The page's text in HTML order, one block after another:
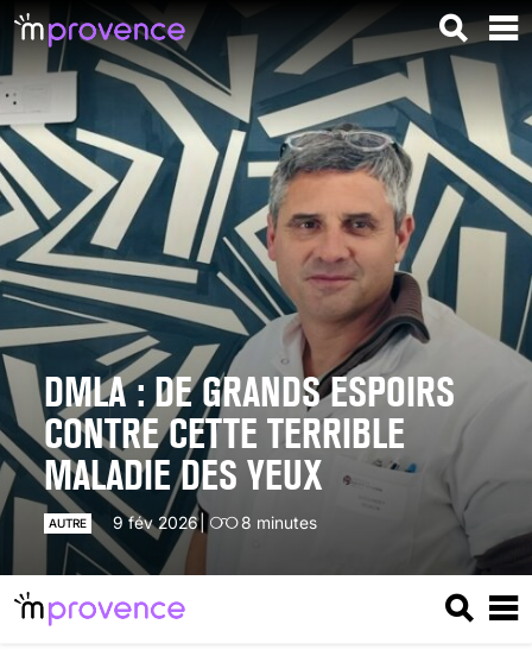
DMLA : DE GRANDS ESPOIRS
CONTRE CETTE TERRIBLE
MALADIE DES YEUX
AUTRE 9 fév 2026 8 minutes